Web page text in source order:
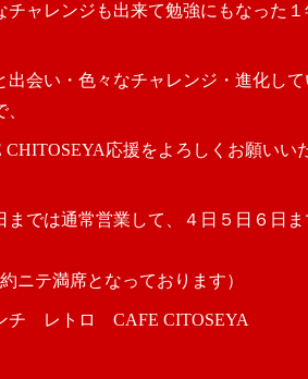
チャレンジも出来て勉強にもなった
出会い・色々なチャレンジ・進化して
CHITOSEYA応援をよろしくお願いい
までは通常営業して、４日５日６日ま
ニテ満席となっております）
レトロ CAFE CITOSEYA